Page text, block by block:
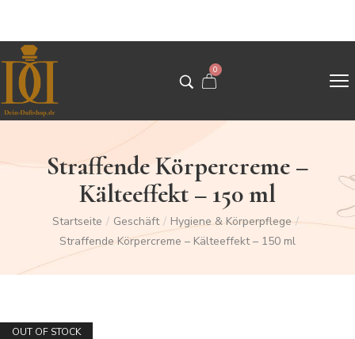
0
Straffende Körpercreme –
Kälteeffekt – 150 ml
Startseite / Geschäft / Hygiene & Körperpflege /
Straffende Körpercreme – Kälteeffekt – 150 ml
OUT OF STOCK